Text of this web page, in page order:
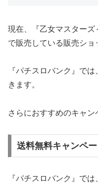
現在、『乙女マスター
で販売している販売ショ
『パチスロバンク』で
きます。
さらにおすすめのキャン
送料無料キャンペ
『パチスロバンク』で